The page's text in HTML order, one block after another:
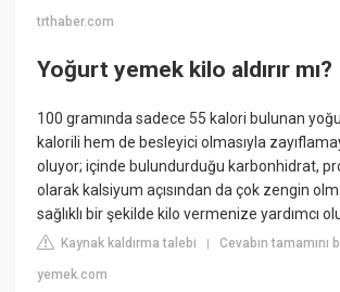
trthaber.com
Yoğurt yemek kilo aldırır mı?
100 gramında sadece 55 kalori bulunan
kalorili hem de besleyici olmasıyla
oluyor; içinde bulundurduğu karbonhidrat,
olarak kalsiyum açısından da çok zengin
sağlıklı bir şekilde kilo vermenize yardımcı
Kaynak kaldırma talebi |Cevabın tamamını
yemek.com